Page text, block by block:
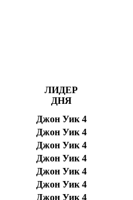
ЛИДЕР
ДНЯ
Джон Уик 4
Джон Уик 4
Джон Уик 4
Джон Уик 4
Джон Уик 4
Джон Уик 4
Джон Уик 4